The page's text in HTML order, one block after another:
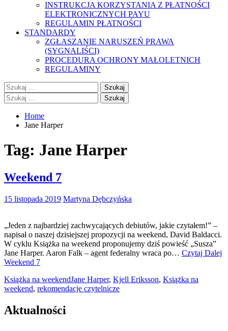
INSTRUKCJA KORZYSTANIA Z PŁATNOŚCI
ELEKTRONICZNYCH PAYU
REGULAMIN PŁATNOŚCI
STANDARDY
ZGŁASZANIE NARUSZEŃ PRAWA
(SYGNALIŚCI)
PROCEDURA OCHRONY MAŁOLETNICH
REGULAMINY
Szukaj:
Szukaj:
Home
Jane Harper
Tag: Jane Harper
Weekend 7
15 listopada 2019 Martyna Dębczyńska
„Jeden z najbardziej zachwycających debiutów, jakie czytałem!” –
napisał o naszej dzisiejszej propozycji na weekend, David Baldacci.
W cyklu Książka na weekend proponujemy dziś powieść „Susza”
Jane Harper. Aaron Falk – agent federalny wraca po… Czytaj Dalej
Weekend 7
Książka na weekendJane Harper, Kjell Eriksson, Książka na
weekend, rekomendacje czytelnicze
Aktualności